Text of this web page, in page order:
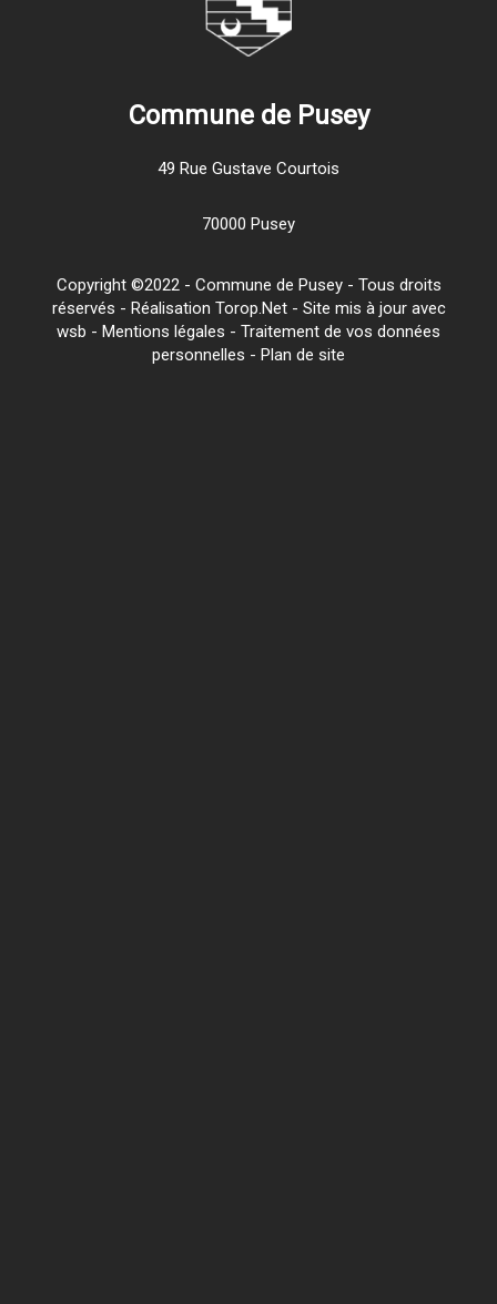
Commune de Pusey
49 Rue Gustave Courtois
70000 Pusey
Copyright ©2022 - Commune de Pusey - Tous droits
réservés - Réalisation Torop.Net - Site mis à jour avec
wsb - Mentions légales - Traitement de vos données
personnelles - Plan de site